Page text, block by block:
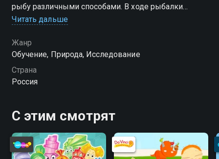
рыбу различными способами. В ходе рыбалки
детально рассказывают о поиске рыбы на водоёме,
Посмотреть онлайн сезон сериала Рыбалка в
деталях вы можете совершенно бесплатно в
хорошем HD качестве на Смотрёшке
Читать дальше
Жанр
Обучение, Природа, Исследование
Страна
Россия
С этим смотрят